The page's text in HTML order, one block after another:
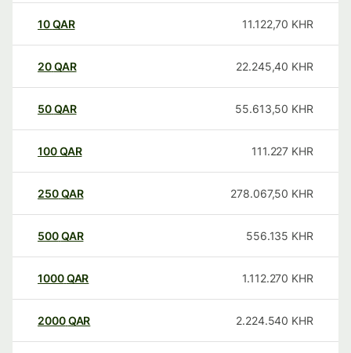
10QAR 11.122,70 KHR
20QAR 22.245,40 KHR
50QAR 55.613,50 KHR
100QAR 111.227 KHR
250QAR 278.067,50 KHR
500QAR 556.135 KHR
1000QAR 1.112.270 KHR
2000QAR 2.224.540 KHR